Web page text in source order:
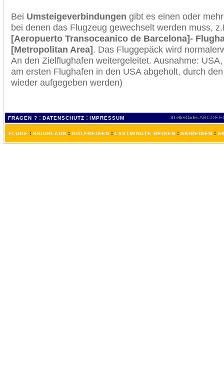
Bei Umsteigeverbindungen gibt es einen oder
bei denen das Flugzeug gewechselt werden muss,
[Aeropuerto Transoceanico de Barcelona]-
[Metropolitan Area]. Das Fluggepäck wird
An den Zielflughafen weitergeleitet. Ausnahme:
am ersten Flughafen in den USA abgeholt, durch
wieder aufgegeben werden)
FRAGEN ? : DATENSCHUTZ : IMPRESSUM 3 Letter-Codes ABCDEF
FLÜGE : SKIURLAUB : GOLFREISEN : LASTMINUTE REISEN : SKIREISEN :